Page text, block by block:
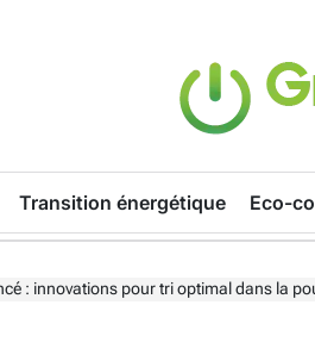
Transition énergétique Eco-
: innovations pour tri optimal dans la